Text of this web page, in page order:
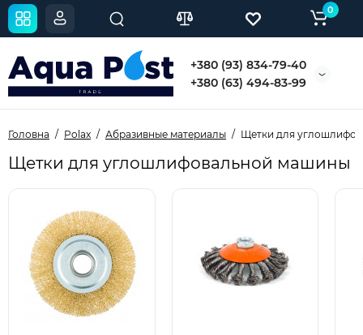
+380 (93) 834-79-40
+380 (63) 494-83-99
0
Головна Polax Абразивные материалы Щетки для
Щетки для углошлифовальной машины